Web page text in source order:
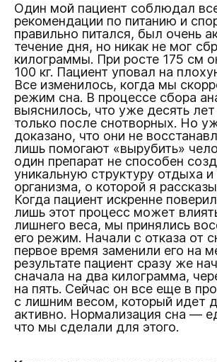
Один мой пациент соблюдал
рекомендации по питанию и
правильно питался, был очень
течение дня, но никак не мог
килограммы. При росте 175 см
100 кг. Пациент уповал на
Все изменилось, когда мы
режим сна. В процессе сбора
выяснилось, что уже десять
только после снотворных. Но
доказано, что они не
лишь помогают «вырубить»
один препарат не способен
уникальную структуру отдыха и
организма, о которой я
Когда пациент искренне
лишь этот процесс может
лишнего веса, мы принялись
его режим. Начали с отказа от
первое время заменили его на
результате пациент сразу же
сначала на два килограмма,
на пять. Сейчас он все еще в
с лишним весом, который идет
активно. Нормализация сна —
что мы сделали для этого.